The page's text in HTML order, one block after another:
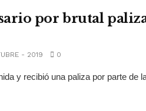
por brutal
- 2019 0
y recibió una paliza por parte de